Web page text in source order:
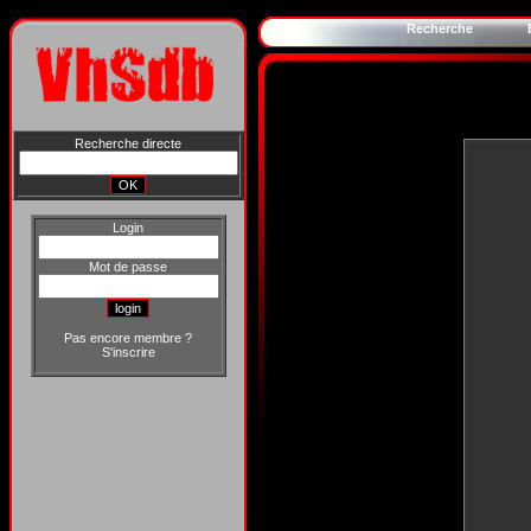
Recherche directe
Login
Mot de passe
Pas encore membre ?
S'inscrire
Recherche